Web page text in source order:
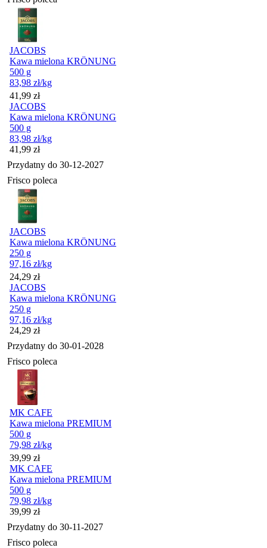
JACOBS
Kawa mielona KRÖNUNG
500 g
83,98 zł/kg
Cena
41,99 zł
JACOBS
Kawa mielona KRÖNUNG
500 g
83,98 zł/kg
Cena
41,99 zł
Przydatny do 30-12-2027
Frisco poleca
JACOBS
Kawa mielona KRÖNUNG
250 g
97,16 zł/kg
Cena
24,29 zł
JACOBS
Kawa mielona KRÖNUNG
250 g
97,16 zł/kg
Cena
24,29 zł
Przydatny do 30-01-2028
Frisco poleca
MK CAFE
Kawa mielona PREMIUM
500 g
79,98 zł/kg
Cena
39,99 zł
MK CAFE
Kawa mielona PREMIUM
500 g
79,98 zł/kg
Cena
39,99 zł
Przydatny do 30-11-2027
Frisco poleca